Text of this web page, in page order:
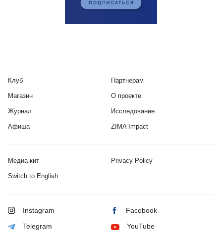
Клуб
Магазин
Журнал
Афиша
Партнерам
О проекте
Исследование
ZIMA Impact
Медиа-кит Privacy Policy
Switch to English
Instagram Facebook
Telegram YouTube